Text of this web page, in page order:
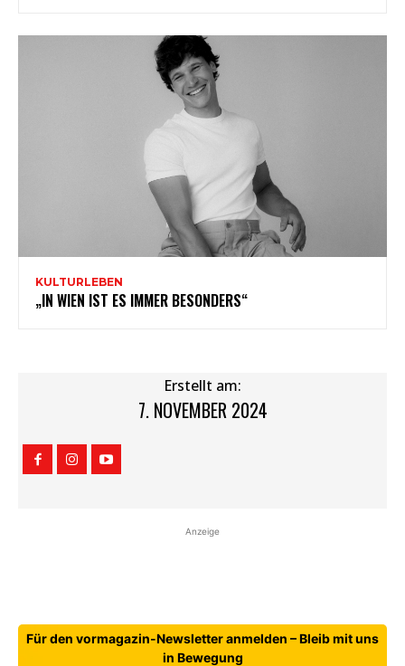
KULTURLEBEN
„IN WIEN IST ES IMMER BESONDERS“
Erstellt am:
7. NOVEMBER 2024
Anzeige
Für den vormagazin-Newsletter anmelden – Bleib mit uns
in Bewegung